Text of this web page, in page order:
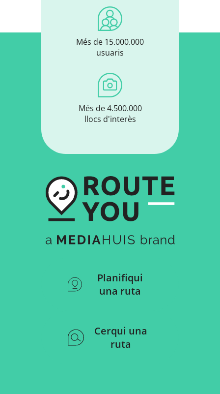
Més de 15.000.000
usuaris
Més de 4.500.000
llocs d'interès
Planifiqui
una ruta
Cerqui una
ruta